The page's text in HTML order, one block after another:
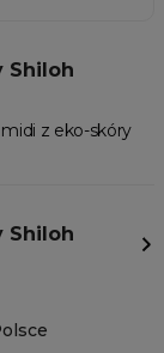
Shiloh
z eko-skóry
Shiloh